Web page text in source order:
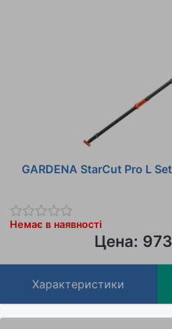
GARDENA StarCut Pro L
Цена:
Немає в наявності
Характеристики